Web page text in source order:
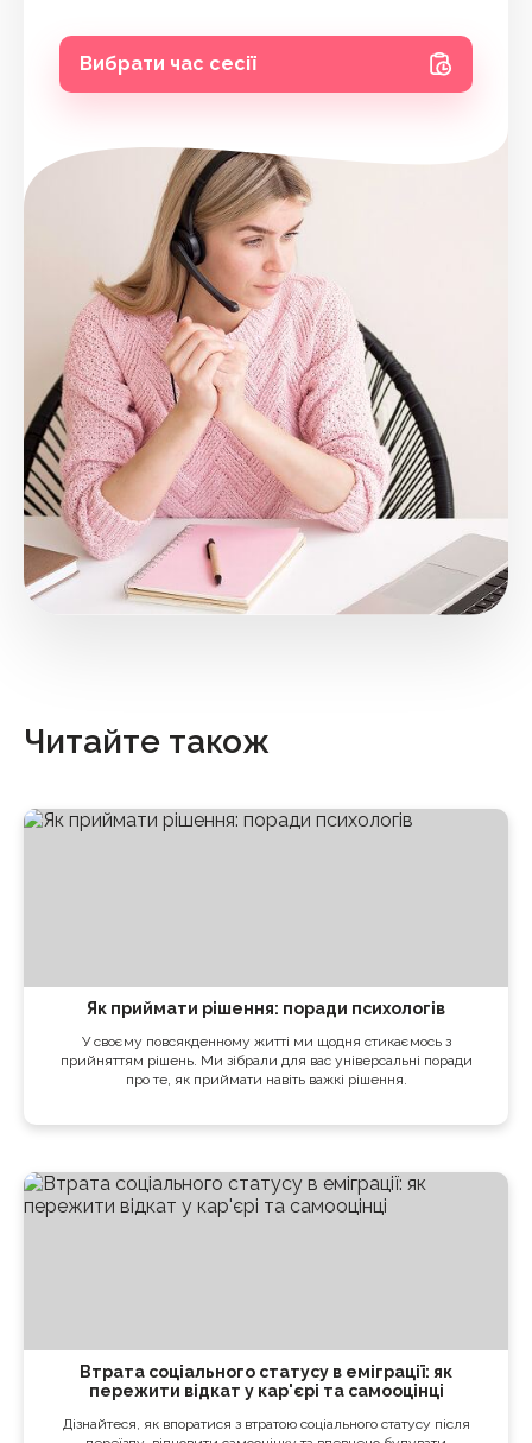
Вибрати час сесії
Читайте також
Як приймати рішення: поради психологів
У своєму повсякденному житті ми щодня стикаємось з
прийняттям рішень. Ми зібрали для вас універсальні поради
про те, як приймати навіть важкі рішення.
Втрата соціального статусу в еміграції: як
пережити відкат у кар'єрі та самооцінці
Дізнайтеся, як впоратися з втратою соціального статусу після